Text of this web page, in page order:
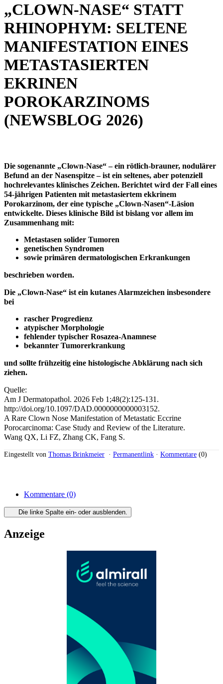
„CLOWN-NASE“ STATT
RHINOPHYM: SELTENE
MANIFESTATION EINES
METASTASIERTEN
EKRINEN
POROKARZINOMS
(NEWSBLOG 2026)
Die sogenannte „Clown-Nase“ – ein rötlich-brauner, nodulärer
Befund an der Nasenspitze – ist ein seltenes, aber potenziell
hochrelevantes klinisches Zeichen. Berichtet wird der Fall eines
54-jährigen Patienten mit metastasiertem ekkrinem
Porokarzinom, der eine typische „Clown-Nasen“-Läsion
entwickelte. Dieses klinische Bild ist bislang vor allem im
Zusammenhang mit:
Metastasen solider Tumoren
genetischen Syndromen
sowie primären dermatologischen Erkrankungen
beschrieben worden.
Die „Clown-Nase“ ist ein kutanes Alarmzeichen insbesondere
bei
rascher Progredienz
atypischer Morphologie
fehlender typischer Rosazea-Anamnese
bekannter Tumorerkrankung
und sollte frühzeitig eine histologische Abklärung nach sich
ziehen.
Quelle:
Am J Dermatopathol. 2026 Feb 1;48(2):125-131.
http://doi.org/10.1097/DAD.0000000000003152.
A Rare Clown Nose Manifestation of Metastatic Eccrine
Porocarcinoma: Case Study and Review of the Literature.
Wang QX, Li FZ, Zhang CK, Fang S.
Eingestellt von Thomas Brinkmeier · Permanentlink · Kommentare (0)
Kommentare (0)
Die linke Spalte ein- oder ausblenden.
Anzeige